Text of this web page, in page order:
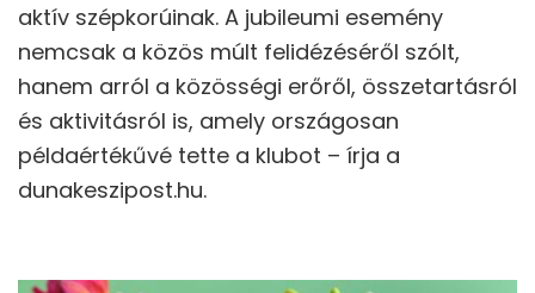
aktív szépkorúinak. A jubileumi esemény
nemcsak a közös múlt felidézéséről szólt,
hanem arról a közösségi erőről, összetartásról
és aktivitásról is, amely országosan
példaértékűvé tette a klubot – írja a
dunakeszipost.hu.